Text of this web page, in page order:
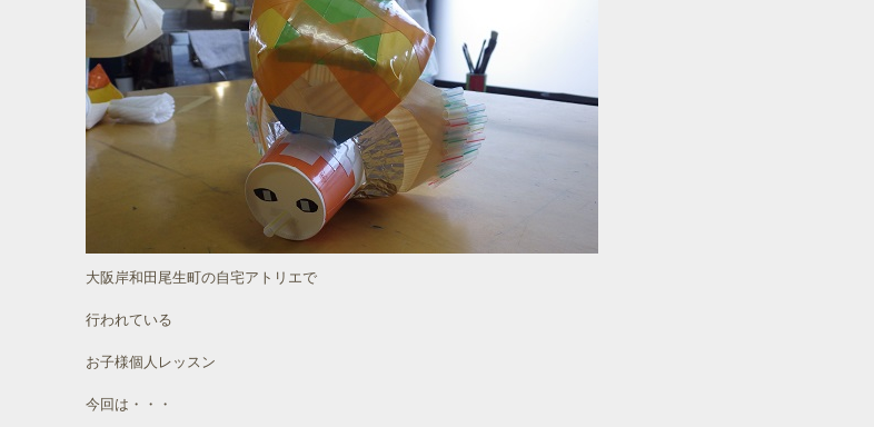
大阪岸和田尾生町の自宅アトリエで
行われている
お子様個人レッスン
今回は・・・